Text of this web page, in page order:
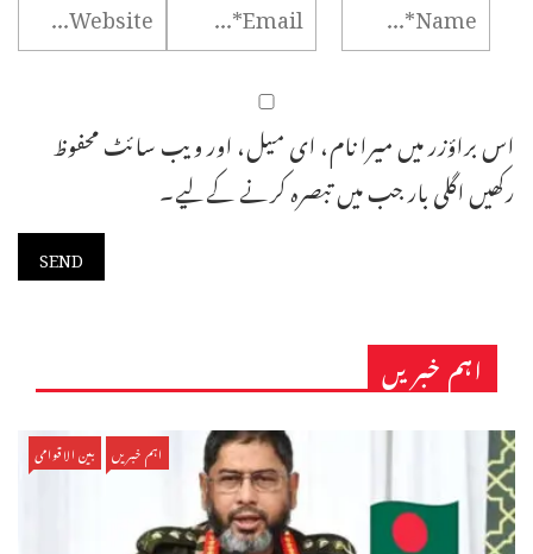
اس براؤزر میں میرا نام، ای میل، اور ویب سائٹ محفوظ
رکھیں اگلی بار جب میں تبصرہ کرنے کےلیے۔
اہم خبریں
اہم خبریں بین الاقوامی